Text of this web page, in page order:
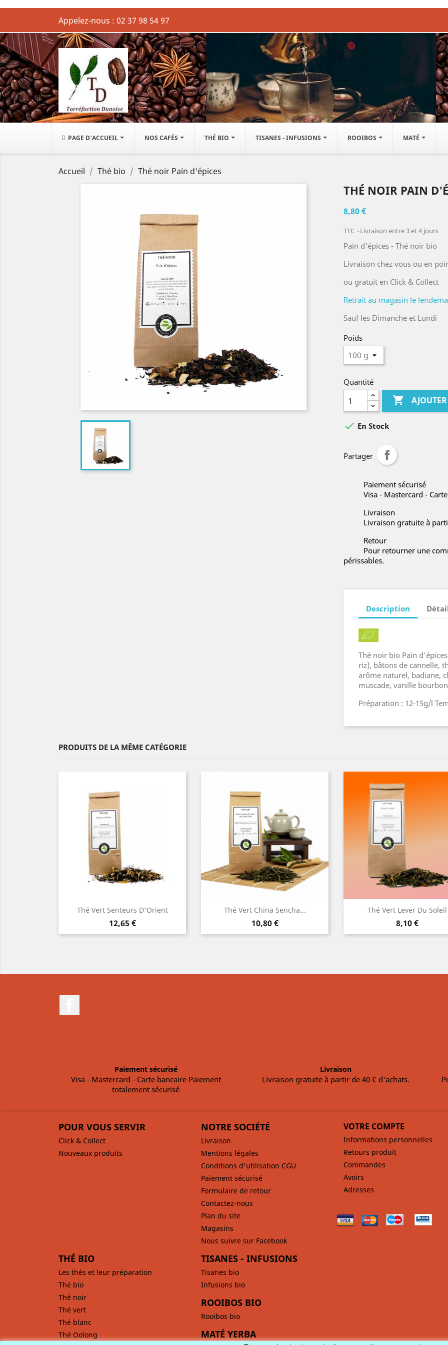
Appelez-nous : 02 37 98 54 97
PAGE D'ACCUEIL NOS CAFÉS THÉ BIO TISANES - INFUSIONS ROOIBOS MATÉ
Accueil Thé bio Thé noir Pain d'épices
THÉ NOIR PAIN
8,80 €
TTC Livraison entre 3 et 4 jours
Pain d'épices - Thé noir bio
Livraison chez vous ou en
ou gratuit en Click & Collect
Retrait au magasin le
Sauf les Dimanche et Lundi
Poids
Quantité

 En Stock
Partager
Paiement sécurisé
Visa - Mastercard -
Livraison
Livraison gratuite à
Retour
Pour retourner une
périssables.
Description
Thé noir bio Pain
riz), bâtons de cannelle,
arôme naturel, badiane,
muscade, vanille
Préparation : 12-15g/l
PRODUITS DE LA MÊME CATÉGORIE
Thé Vert Senteurs D'Orient
Prix
12,65 €
Aperçu rapide
Thé Vert China Sencha...
Prix
10,80 €
Aperçu rapide
Thé Vert Lever Du Soleil
Prix
8,10 €
Aperçu rapide
Paiement sécurisé
Visa - Mastercard - Carte bancaire Paiement
totalement sécurisé
Livraison
Livraison gratuite à partir de 40 € d'achats.
POUR VOUS SERVIR
Click & Collect
Nouveaux produits
NOTRE SOCIÉTÉ
Livraison
Mentions légales
Conditions d'utilisation CGU
Paiement sécurisé
Formulaire de retour
Contactez-nous
Plan du site
Magasins
Nous suivre sur Facebook
THÉ BIO
Les thés et leur préparation
Thé bio
Thé noir
Thé vert
Thé blanc
Thé Oolong
TISANES - INFUSIONS
Tisanes bio
Infusions bio
ROOIBOS BIO
Rooibos bio
MATÉ YERBA
VOTRE COMPTE
Informations personnelles
Retours produit
Commandes
Avoirs
Adresses